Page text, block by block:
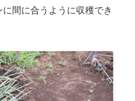
間に合うように収穫でき